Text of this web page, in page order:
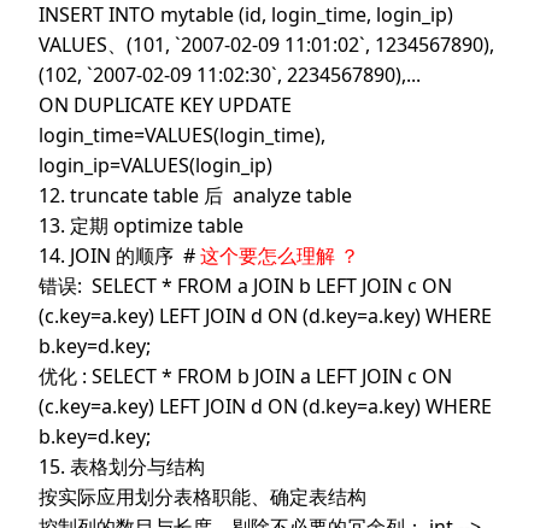
INSERT INTO mytable (id, login_time, login_ip)
VALUES、(101, `2007-02-09 11:01:02`, 1234567890),
(102, `2007-02-09 11:02:30`, 2234567890),...
ON DUPLICATE KEY UPDATE
login_time=VALUES(login_time),
login_ip=VALUES(login_ip)
12. truncate table 后 analyze table
13. 定期 optimize table
14. JOIN 的顺序 #这个要怎么理解 ？
错误: SELECT * FROM a JOIN b LEFT JOIN c ON
(c.key=a.key) LEFT JOIN d ON (d.key=a.key) WHERE
b.key=d.key;
优化 : SELECT * FROM b JOIN a LEFT JOIN c ON
(c.key=a.key) LEFT JOIN d ON (d.key=a.key) WHERE
b.key=d.key;
15. 表格划分与结构
按实际应用划分表格职能、确定表结构